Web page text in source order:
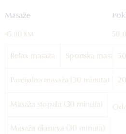
Masaže
45,00 KM
Relax masaža Sportska masaža
Parcijalna masaža (30 minuta)
Masaža stopala (30 minuta)
Masaža dlanova (30 minuta)